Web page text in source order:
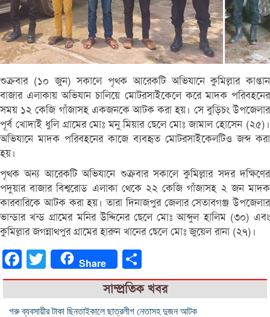
শুক্রবার (১০ জুন) সকালে পৃথক আরেকটি অভিযানে কুমিল্লার কাপ্তান
বাজার এলাকায় অভিযান চালিয়ে মোটরসাইকেলে করে মাদক পরিবহনের
সময় ১২ কেজি গাঁজাসহ একজনকে আটক করা হয়। সে বুড়িচং উপজেলার
পূর্ব খোদাই ধুলি গ্রামের মোঃ মনু মিয়ার ছেলে মোঃ জামাল হোসেন (২৫)।
অভিযানে মাদক পরিবহনের কাজে ব্যবহৃত মোটরসাইকেলটিও জব্দ করা
হয়।
পৃথক অন্য আরেকটি অভিযানে শুক্রবার সকালে কুমিল্লার সদর দক্ষিণের
পদুয়ার বাজার বিশ্বরোড এলাকা থেকে ২২ কেজি গাঁজাসহ ২ জন মাদক
কারবারিকে আটক করা হয়। তারা দিনাজপুর জেলার সেতাবগঞ্জ উপজেলার
ভান্ডার খন্ড গ্রামের মনির উদ্দিনের ছেলে মোঃ আব্দুল হালিম (৩০) এবং
কুমিল্লার জগন্নাথপুর গ্রামের হারুন খানের ছেলে মোঃ জুয়েল রানা (২৭)।
FacebookTwitter Share
সাম্প্রতিক খবর
গরু ব্যবসায়ীর টাকা ছিনতাইকালে ছাত্রলীগ নেতাসহ দুজন আটক